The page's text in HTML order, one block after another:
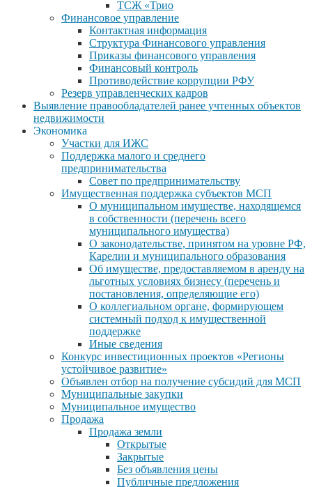
ТСЖ «Трио
Финансовое управление
Контактная информация
Структура Финансового управления
Приказы финансового управления
Финансовый контроль
Противодействие коррупции РФУ
Резерв управленческих кадров
Выявление правообладателей ранее учтенных объектов
недвижимости
Экономика
Участки для ИЖС
Поддержка малого и среднего
предпринимательства
Совет по предпринимательству
Имущественная поддержка субъектов МСП
О муниципальном имуществе, находящемся
в собственности (перечень всего
муниципального имущества)
О законодательстве, принятом на уровне РФ,
Карелии и муниципального образования
Об имуществе, предоставляемом в аренду на
льготных условиях бизнесу (перечень и
постановления, определяющие его)
О коллегиальном органе, формирующем
системный подход к имущественной
поддержке
Иные сведения
Конкурс инвестиционных проектов «Регионы
устойчивое развитие»
Объявлен отбор на получение субсидий для МСП
Муниципальные закупки
Муниципальное имущество
Продажа
Продажа земли
Открытые
Закрытые
Без объявления цены
Публичные предложения